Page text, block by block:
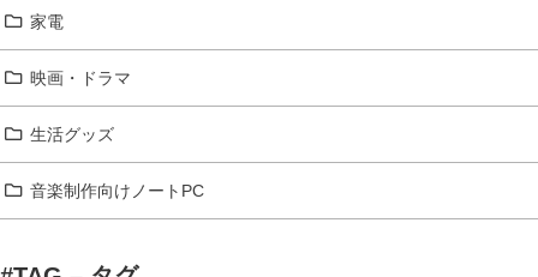
家電
映画・ドラマ
生活グッズ
音楽制作向けノートPC